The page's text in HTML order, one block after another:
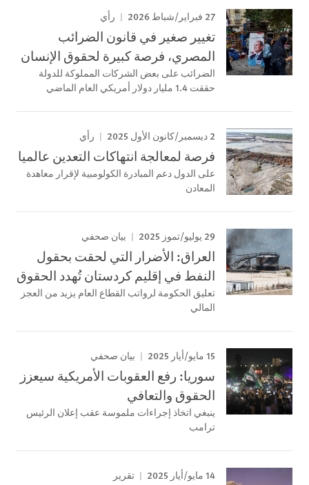
27 فبراير/شباط 2026 رأي
تغيير صغير في قانون الضرائب
المصري، فرصة كبيرة لحقوق الإنسان
الضرائب على بعض الشركات المملوكة للدولة
حققت 1.4 مليار دولار أمريكي العام الماضي
2 ديسمبر/كانون الأول 2025 رأي
فرصة لمعالجة انتهاكات التعدين عالميا
على الدول دعم المبادرة الكولومبية لإقرار معاهدة
المعادن
29 يوليو/تموز 2025 بيان صحفي
العراق: الأضرار التي لحقت بحقول
النفط في إقليم كردستان تُهدد الحقوق
تعليق الحكومة لرواتب القطاع العام يزيد من العجز
المالي
15 مايو/أيار 2025 بيان صحفي
سوريا: رفع العقوبات الأمريكية سيعزز
الحقوق والتعافي
ينبغي اتخاذ إجراءات ملموسة عقب إعلان الرئيس
ترامب
14 مايو/أيار 2025 تقرير